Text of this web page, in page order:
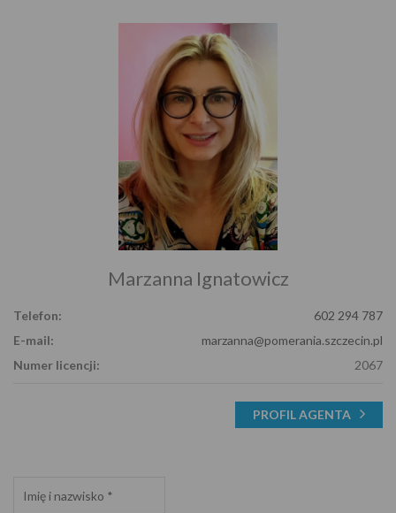
Marzanna Ignatowicz
Telefon:
602 294 787
E-mail:
marzanna@pomerania.szczecin.pl
Numer licencji:
2067
PROFIL AGENTA